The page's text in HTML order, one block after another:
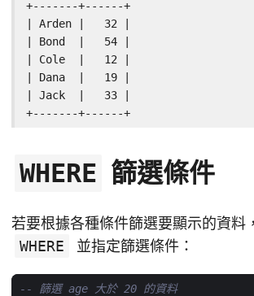
+-------+------+
| Arden |   32 |
| Bond  |   54 |
| Cole  |   12 |
| Dana  |   19 |
| Jack  |   33 |
+-------+------+
WHERE 篩選條件
若要根據各種條件篩選要顯示的資料
WHERE
並指定篩選條件：